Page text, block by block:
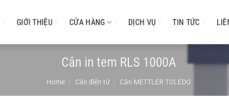
GIỚI THIỆU CỬA HÀNG DỊCH VỤ TIN TỨC
Cân in tem RLS 1000A
Home / Cân điện tử / Cân METTLER TOLEDO